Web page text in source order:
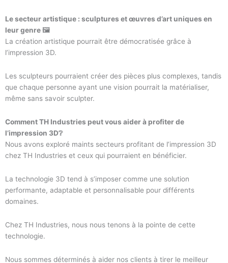
Le secteur artistique : sculptures et œuvres d’art uniques en
leur genre 🖼️
La création artistique pourrait être démocratisée grâce à
l’impression 3D.
Les sculpteurs pourraient créer des pièces plus complexes, tandis
que chaque personne ayant une vision pourrait la matérialiser,
même sans savoir sculpter.
Comment TH Industries peut vous aider à profiter de
l’impression 3D❔
Nous avons exploré maints secteurs profitant de l’impression 3D
chez TH Industries et ceux qui pourraient en bénéficier.
La technologie 3D tend à s’imposer comme une solution
performante, adaptable et personnalisable pour différents
domaines.
Chez TH Industries, nous nous tenons à la pointe de cette
technologie.
Nous sommes déterminés à aider nos clients à tirer le meilleur